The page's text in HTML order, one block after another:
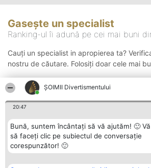
ŞOIMII Divertismentului
20:47
Bună, suntem încântați să vă ajutăm! 🙂
să faceți clic pe subiectul de conversație
corespunzător! 🙂
Gasește un specialist
Ranking-ul îi adună pe cei mai buni
Cauți un specialist in apropierea ta?
nostru de căutare. Folosiți doar cele mai